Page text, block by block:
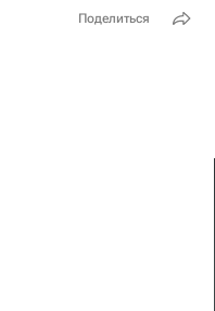
Поделиться